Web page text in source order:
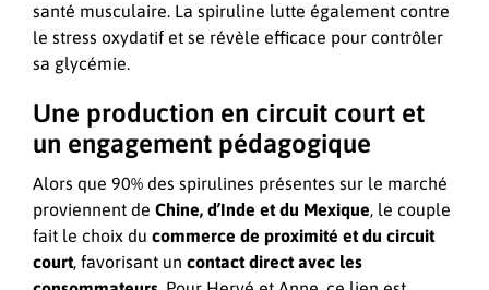
santé musculaire. La spiruline lutte également contre
le stress oxydatif et se révèle efficace pour contrôler
sa glycémie.
Une production en circuit court et
un engagement pédagogique
Alors que 90% des spirulines présentes sur le marché
proviennent de Chine, d’Inde et du Mexique, le couple
fait le choix du commerce de proximité et du circuit
court, favorisant un contact direct avec les